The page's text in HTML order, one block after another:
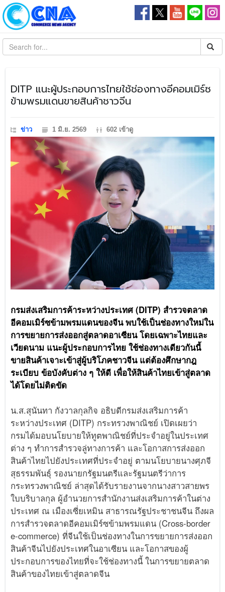
​DITP แนะผู้ประกอบการไทยใช้ช่องทางอีคอมเมิร์ซ
ข้ามพรมแดนขายสินค้าชาวจีน
ข่าว 1 มิ.ย. 2569 602 เข้าดู
กรมส่งเสริมการค้าระหว่างประเทศ (DITP) สำรวจตลาด
อีคอมเมิร์ซข้ามพรมแดนของจีน พบใช้เป็นช่องทางใหม่ใน
การขยายการส่งออกสู่ตลาดอาเซียน โดยเฉพาะไทยและ
เวียดนาม แนะผู้ประกอบการไทย ใช้ช่องทางเดียวกันนี้
ขายสินค้าเจาะเข้าสู่ผู้บริโภคชาวจีน แต่ต้องศึกษากฎ
ระเบียบ ข้อบังคับต่าง ๆ ให้ดี เพื่อให้สินค้าไทยเข้าสู่ตลาด
ได้โดยไม่ติดขัด
น.ส.สุนันทา กังวาลกุลกิจ อธิบดีกรมส่งเสริมการค้า
ระหว่างประเทศ (DITP) กระทรวงพาณิชย์ เปิดเผยว่า
กรมได้มอบนโยบายให้ทูตพาณิชย์ที่ประจำอยู่ในประเทศ
ต่าง ๆ ทำการสำรวจลู่ทางการค้า และโอกาสการส่งออก
สินค้าไทยไปยังประเทศที่ประจำอยู่ ตามนโยบายนางศุภจี
สุธรรมพันธุ์ รองนายกรัฐมนตรีและรัฐมนตรีว่าการ
กระทรวงพาณิชย์ ล่าสุดได้รับรายงานจากนางสาวสายพร
ใบบริบาลกุล ผู้อำนวยการสำนักงานส่งเสริมการค้าในต่าง
ประเทศ ณ เมืองเซี่ยเหมิน สาธารณรัฐประชาชนจีน ถึงผล
การสำรวจตลาดอีคอมเมิร์ซข้ามพรมแดน (Cross-border
e-commerce) ที่จีนใช้เป็นช่องทางในการขยายการส่งออก
สินค้าจีนไปยังประเทศในอาเซียน และโอกาสของผู้
ประกอบการของไทยที่จะใช้ช่องทางนี้ ในการขยายตลาด
สินค้าของไทยเข้าสู่ตลาดจีน